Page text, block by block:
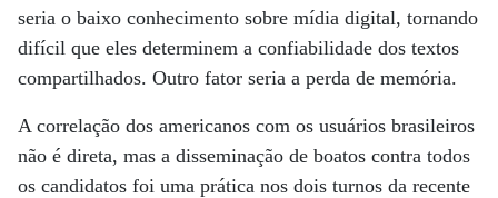
seria o baixo conhecimento sobre mídia digital, tornando
difícil que eles determinem a confiabilidade dos textos
compartilhados. Outro fator seria a perda de memória.
A correlação dos americanos com os usuários brasileiros
não é direta, mas a disseminação de boatos contra todos
os candidatos foi uma prática nos dois turnos da recente